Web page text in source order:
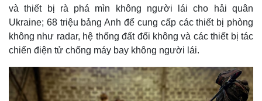
và thiết bị rà phá mìn không người lái cho hải quân
Ukraine; 68 triệu bảng Anh để cung cấp các thiết bị phòng
không như radar, hệ thống đất đối không và các thiết bị tác
chiến điện tử chống máy bay không người lái.